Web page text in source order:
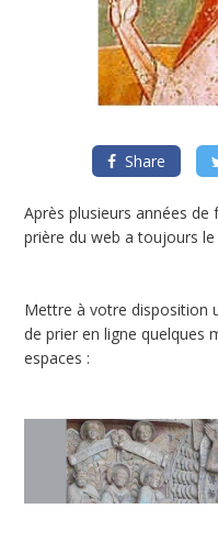
Share
Après plusieurs années
prière du web a toujours
Mettre à votre disposition
de prier en ligne quelques
espaces :